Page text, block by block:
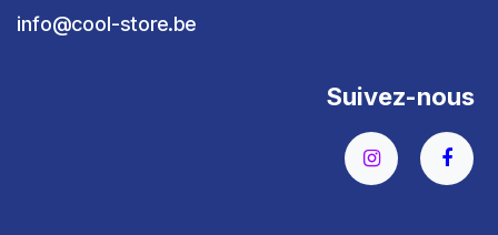
info@cool-store.be
Suivez-nous